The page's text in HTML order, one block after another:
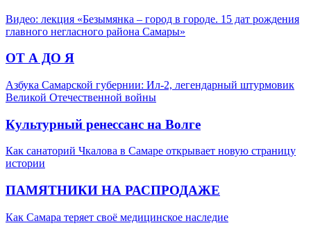
Видео: лекция «Безымянка – город в городе. 15 дат рождения
главного негласного района Самары»
ОТ А ДО Я
Азбука Самарской губернии: Ил-2, легендарный штурмовик
Великой Отечественной войны
Культурный ренессанс на Волге
Как санаторий Чкалова в Самаре открывает новую страницу
истории
ПАМЯТНИКИ НА РАСПРОДАЖЕ
Как Самара теряет своё медицинское наследие